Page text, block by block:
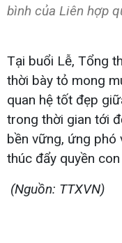
bình của Liên hợp
Tại buổi Lễ, Tổng
thời bày tỏ mong
quan hệ tốt đẹp
trong thời gian tới
bền vững, ứng phó
thúc đẩy quyền
(Nguồn: TTXVN)